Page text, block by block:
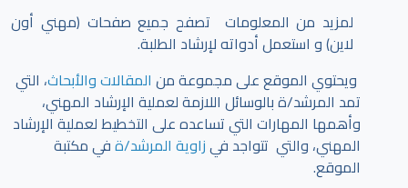
لمزيد من المعلومات تصفح جميع صفحات (مهني أون
لاين) و استعمل أدواته لإرشاد الطلبة.
ويحتوي الموقع على مجموعة من المقالات والأبحاث، التي
تمد المرشد/ة بالوسائل اللازمة لعملية الإرشاد المهني،
وأهمها المهارات التي تساعده على التخطيط لعملية الإرشاد
المهني، والتي تتواجد فيزاوية المرشد/ةفي مكتبة
الموقع.